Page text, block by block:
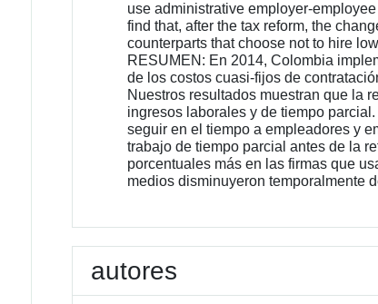
use administrative employer-
find that, after the tax reform, the
counterparts that choose not to hire
RESUMEN: En 2014, Colombia
de los costos cuasi-fijos de
Nuestros resultados muestran que la
ingresos laborales y de tiempo
seguir en el tiempo a empleadores y
trabajo de tiempo parcial antes de la
porcentuales más en las firmas que
medios disminuyeron temporalmente
autores